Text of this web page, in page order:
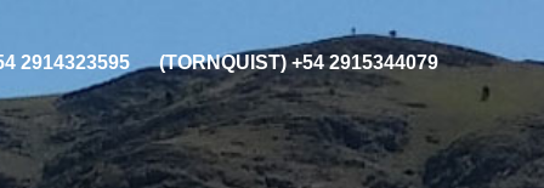
2914323595 (TORNQUIST) +54 2915344079